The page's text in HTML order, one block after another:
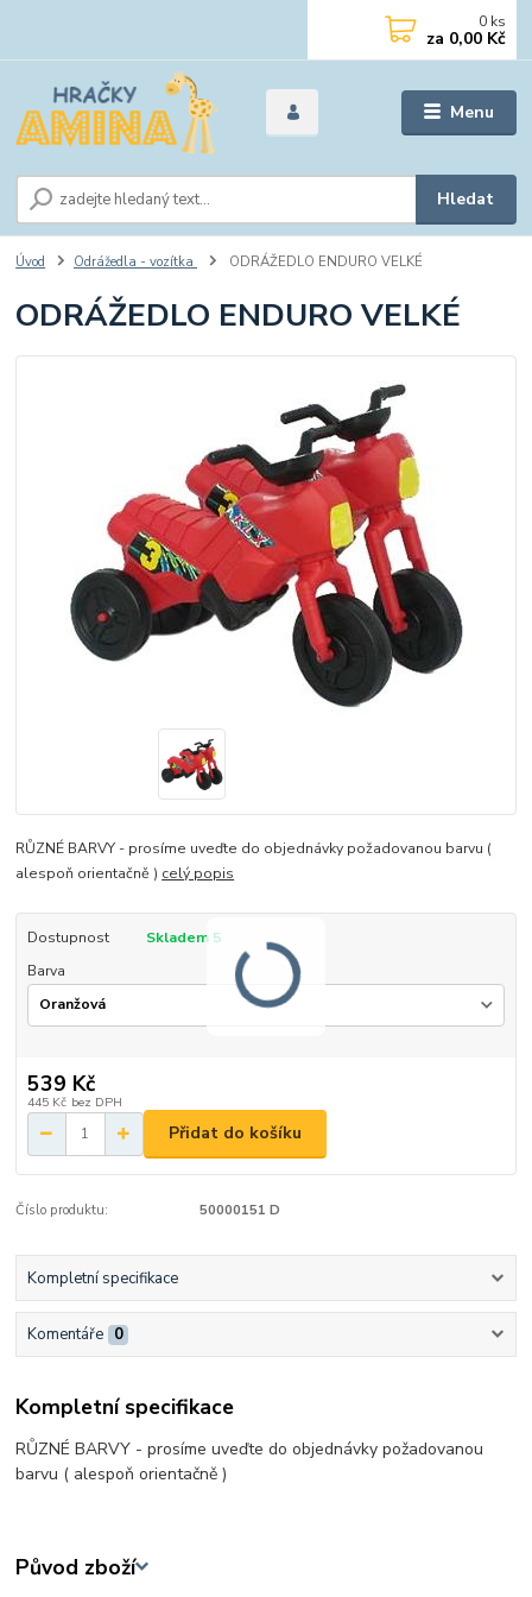
Menu
Hledat
0 ks
za 0,00 Kč
Úvod Odrážedla - vozítka ODRÁŽEDLO ENDURO VELKÉ
ODRÁŽEDLO ENDURO VELKÉ
RŮZNÉ BARVY - prosíme uveďte do objednávky požadovanou barvu (
alespoň orientačně ) celý popis
Dostupnost
Skladem 5
Barva
539 Kč
445 Kč bez DPH
Přidat do košíku
Číslo produktu: 50000151 D
Kompletní specifikace
Komentáře 0
Kompletní specifikace
RŮZNÉ BARVY - prosíme uveďte do objednávky požadovanou
barvu ( alespoň orientačně )
Původ zboží